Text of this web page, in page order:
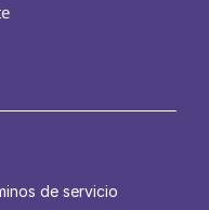
de servicio